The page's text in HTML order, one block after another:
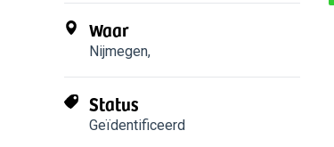
Waar
Nijmegen,
Status
Geïdentificeerd